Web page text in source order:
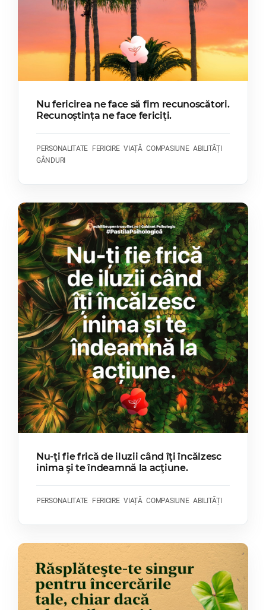
Nu fericirea ne face să fim recunoscători.
Recunoștința ne face fericiți.
PERSONALITATE FERICIRE VIAȚĂ COMPASIUNE ABILITĂȚI
GÂNDURI
Nu-ţi fie frică de iluzii când îţi încălzesc
inima şi te îndeamnă la acţiune.
PERSONALITATE FERICIRE VIAȚĂ COMPASIUNE ABILITĂȚI